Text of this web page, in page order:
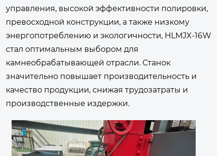
управления, высокой эффективности полировки,
превосходной конструкции, а также низкому
энергопотреблению и экологичности, HLMJX-16W
стал оптимальным выбором для
камнеобрабатывающей отрасли. Станок
значительно повышает производительность и
качество продукции, снижая трудозатраты и
производственные издержки.